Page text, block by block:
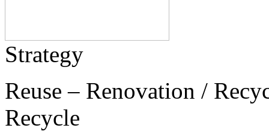
Strategy
Reuse – Renovation /
Recycle